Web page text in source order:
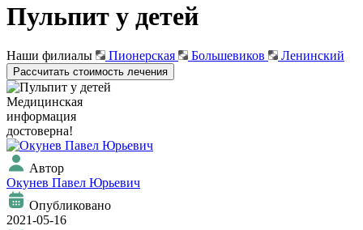
Пульпит у детей
Наши филиалы Пионерская Большевиков Ленинский
Рассчитать стоимость лечения
Медицинская
информация
достоверна!
Автор
Окунев Павел Юрьевич
Опубликовано
2021-05-16